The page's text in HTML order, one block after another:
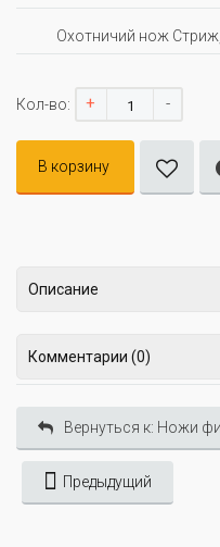
Охотничий нож Стриж,
Кол-во: + -
В корзину
Описание
Комментарии (0)
Вернуться к: Ножи
Предыдущий